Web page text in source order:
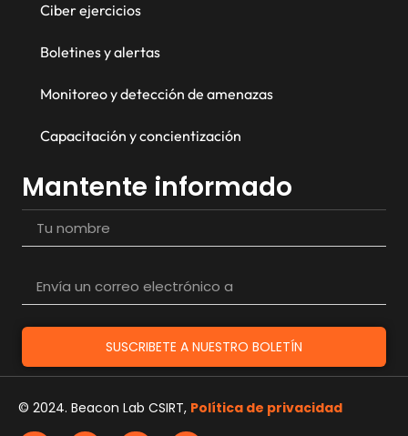
Ciber ejercicios
Boletines y alertas
Monitoreo y detección de amenazas
Capacitación y concientización
Mantente informado
SUSCRIBETE A NUESTRO BOLETÍN
© 2024. Beacon Lab CSIRT, Política de privacidad